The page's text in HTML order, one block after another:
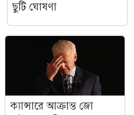
ছুটি ঘোষণা
ক্যান্সারে আক্রান্ত জো